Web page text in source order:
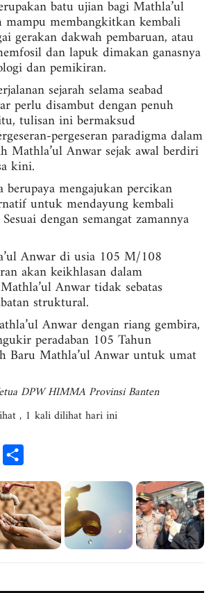
batu ujian bagi Mathla’ul
mampu membangkitkan kembali
gerakan dakwah pembaruan, atau
dan lapuk dimakan ganasnya
dan pemikiran.
sejarah selama seabad
perlu disambut dengan penuh
tulisan ini bermaksud
pergeseran paradigma dalam
Mathla’ul Anwar sejak awal berdiri
kini.
mengajukan percikan
untuk mendayung kembali
dengan semangat zamannya
Anwar di usia 105 M/108
akan keikhlasan dalam
Anwar tidak sebatas
struktural.
Anwar dengan riang gembira,
peradaban 105 Tahun
Baru Mathla’ul Anwar untuk umat
DPW HIMMA Provinsi Banten
, 1 kali dilihat hari ini
a
r
e